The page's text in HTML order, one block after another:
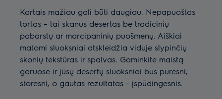
Kartais mažiau gali būti daugiau. Nepapuoštas
tortas – tai skanus desertas be tradicinių
pabarstų ar marcipaninių puošmenų. Aiškiai
matomi sluoksniai atskleidžia viduje slypinčių
skonių tekstūras ir spalvas. Gaminkite maistą
garuose ir jūsų desertų sluoksniai bus puresni,
storesni, o gautas rezultatas - įspūdingesnis.